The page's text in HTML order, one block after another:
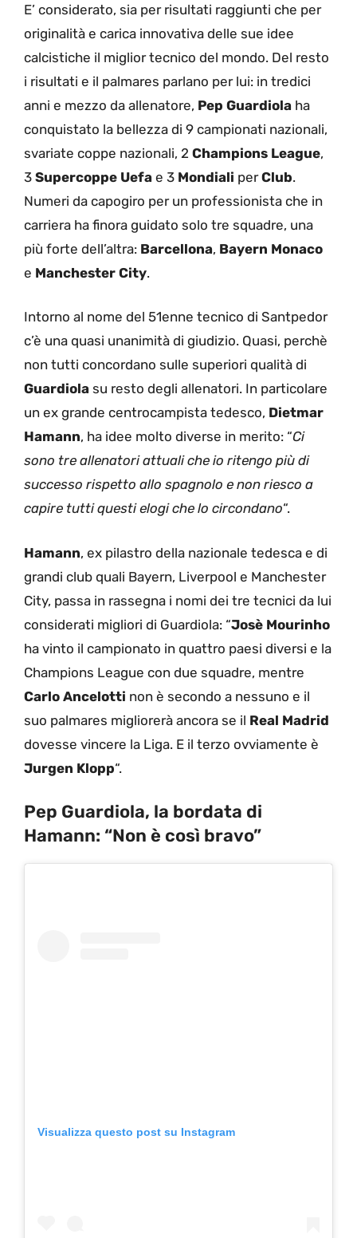
E’ considerato, sia per risultati raggiunti che per
originalità e carica innovativa delle sue idee
calcistiche il miglior tecnico del mondo. Del resto
i risultati e il palmares parlano per lui: in tredici
anni e mezzo da allenatore, Pep Guardiola ha
conquistato la bellezza di 9 campionati nazionali,
svariate coppe nazionali, 2 Champions League,
3 Supercoppe Uefa e 3 Mondiali perClub.
Numeri da capogiro per un professionista che in
carriera ha finora guidato solo tre squadre, una
più forte dell’altra: Barcellona, Bayern Monaco
e Manchester City.
Intorno al nome del 51enne tecnico di Santpedor
c’è una quasi unanimità di giudizio. Quasi, perchè
non tutti concordano sulle superiori qualità di
Guardiola su resto degli allenatori. In particolare
un ex grande centrocampista tedesco, Dietmar
Hamann, ha idee molto diverse in merito: “Ci
sono tre allenatori attuali che io ritengo più di
successo rispetto allo spagnolo e non riesco a
capire tutti questi elogi che lo circondano“.
Hamann, ex pilastro della nazionale tedesca e di
grandi club quali Bayern, Liverpool e Manchester
City, passa in rassegna i nomi dei tre tecnici da lui
considerati migliori di Guardiola: “Josè Mourinho
ha vinto il campionato in quattro paesi diversi e la
Champions League con due squadre, mentre
Carlo Ancelotti non è secondo a nessuno e il
suo palmares migliorerà ancora se il Real Madrid
dovesse vincere la Liga. E il terzo ovviamente è
Jurgen Klopp“.
Pep Guardiola, la bordata di
Hamann: “Non è così bravo”
Visualizza questo post su Instagram